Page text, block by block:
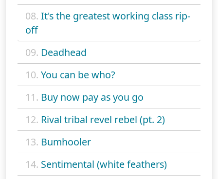
08. It's the greatest working class rip-
off
09. Deadhead
10. You can be who?
11. Buy now pay as you go
12. Rival tribal revel rebel (pt. 2)
13. Bumhooler
14. Sentimental (white feathers)